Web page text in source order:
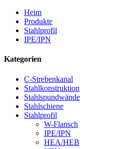
Heim
Produkte
Stahlprofil
IPE/IPN
Kategorien
C-Strebenkanal
Stahlkonstruktion
Stahlspundwände
Stahlschiene
Stahlprofil
W-Flansch
IPE/IPN
HEA/HEB